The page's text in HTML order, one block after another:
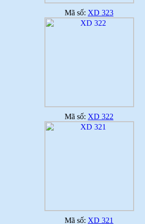
Mã số: XD 323
Mã số: XD 322
Mã số: XD 321